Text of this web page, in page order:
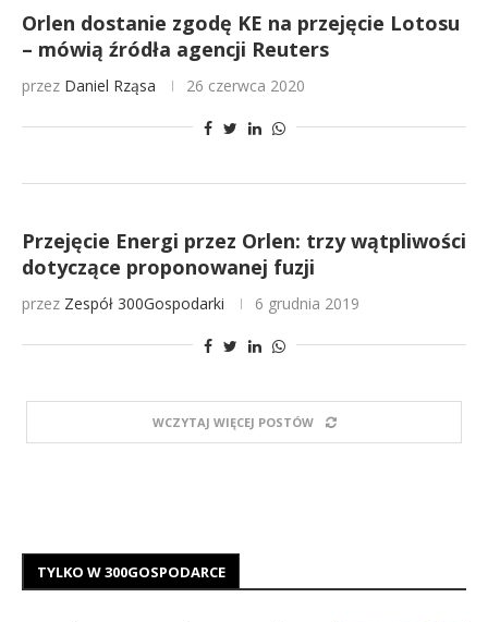
Orlen dostanie zgodę KE na przejęcie Lotosu
– mówią źródła agencji Reuters
przez Daniel Rząsa 26 czerwca 2020
Przejęcie Energi przez Orlen: trzy wątpliwości
dotyczące proponowanej fuzji
przez Zespół 300Gospodarki 6 grudnia 2019
WCZYTAJ WIĘCEJ POSTÓW
TYLKO W 300GOSPODARCE